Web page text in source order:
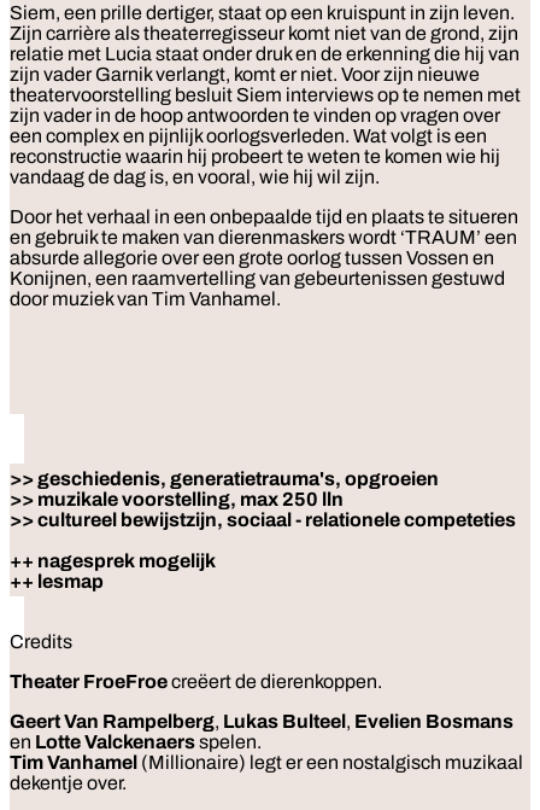
Siem, een prille dertiger, staat op een kruispunt in zijn leven.
Zijn carrière als theaterregisseur komt niet van de grond, zijn
relatie met Lucia staat onder druk en de erkenning die hij van
zijn vader Garnik verlangt, komt er niet. Voor zijn nieuwe
theatervoorstelling besluit Siem interviews op te nemen met
zijn vader in de hoop antwoorden te vinden op vragen over
een complex en pijnlijk oorlogsverleden. Wat volgt is een
reconstructie waarin hij probeert te weten te komen wie hij
vandaag de dag is, en vooral, wie hij wil zijn.
Door het verhaal in een onbepaalde tijd en plaats te situeren
en gebruik te maken van dierenmaskers wordt ‘TRAUM’ een
absurde allegorie over een grote oorlog tussen Vossen en
Konijnen, een raamvertelling van gebeurtenissen gestuwd
door muziek van Tim Vanhamel.
>> geschiedenis, generatietrauma's, opgroeien
>> muzikale voorstelling, max 250 lln
>> cultureel bewijstzijn, sociaal - relationele competeties
++ nagesprek mogelijk
++ lesmap
Credits
Theater FroeFroecreëert de dierenkoppen.
Geert Van Rampelberg, Lukas Bulteel, Evelien Bosmans
en Lotte Valckenaersspelen.
Tim Vanhamel (Millionaire) legt er een nostalgisch muzikaal
dekentje over.